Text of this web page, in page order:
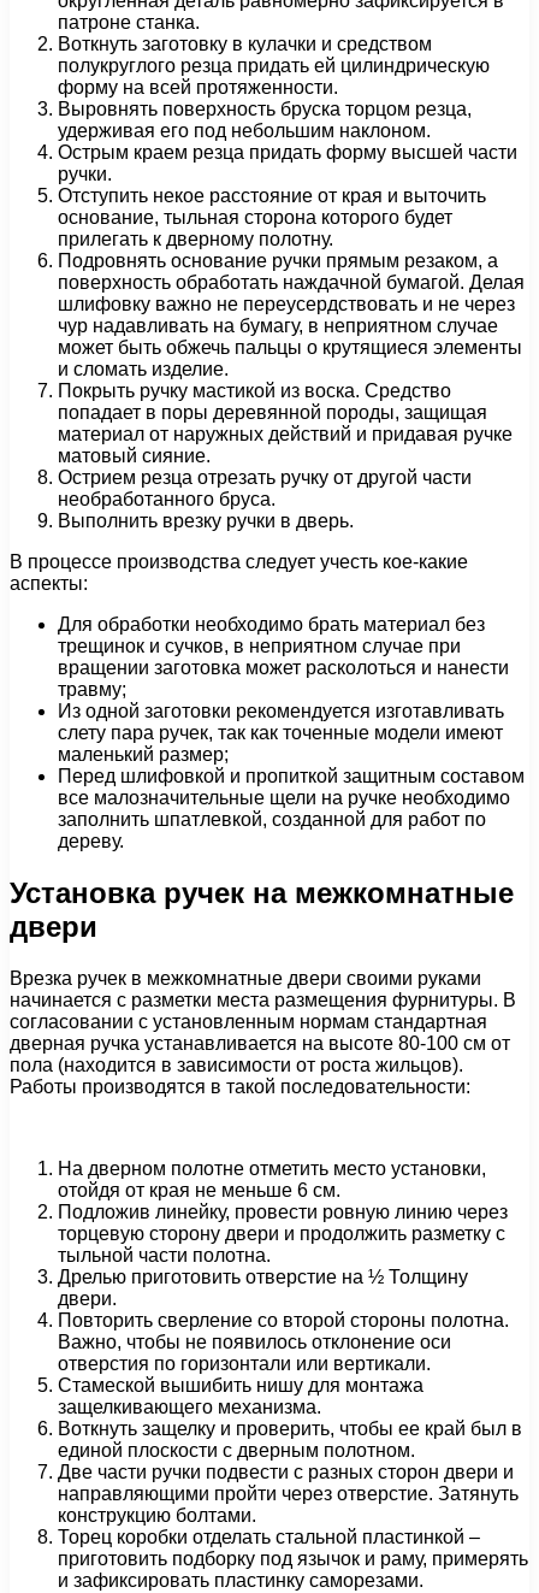
патроне станка.
Воткнуть заготовку в кулачки и средством
полукруглого резца придать ей цилиндрическую
форму на всей протяженности.
Выровнять поверхность бруска торцом резца,
удерживая его под небольшим наклоном.
Острым краем резца придать форму высшей части
ручки.
Отступить некое расстояние от края и выточить
основание, тыльная сторона которого будет
прилегать к дверному полотну.
Подровнять основание ручки прямым резаком, а
поверхность обработать наждачной бумагой. Делая
шлифовку важно не переусердствовать и не через
чур надавливать на бумагу, в неприятном случае
может быть обжечь пальцы о крутящиеся элементы
и сломать изделие.
Покрыть ручку мастикой из воска. Средство
попадает в поры деревянной породы, защищая
материал от наружных действий и придавая ручке
матовый сияние.
Острием резца отрезать ручку от другой части
необработанного бруса.
Выполнить врезку ручки в дверь.
В процессе производства следует учесть кое-какие
аспекты:
Для обработки необходимо брать материал без
трещинок и сучков, в неприятном случае при
вращении заготовка может расколоться и нанести
травму;
Из одной заготовки рекомендуется изготавливать
слету пара ручек, так как точенные модели имеют
маленький размер;
Перед шлифовкой и пропиткой защитным составом
все малозначительные щели на ручке необходимо
заполнить шпатлевкой, созданной для работ по
дереву.
Установка ручек на межкомнатные
двери
Врезка ручек в межкомнатные двери своими руками
начинается с разметки места размещения фурнитуры. В
согласовании с установленным нормам стандартная
дверная ручка устанавливается на высоте 80-100 см от
пола (находится в зависимости от роста жильцов).
Работы производятся в такой последовательности:
На дверном полотне отметить место установки,
отойдя от края не меньше 6 см.
Подложив линейку, провести ровную линию через
торцевую сторону двери и продолжить разметку с
тыльной части полотна.
Дрелью приготовить отверстие на ½ Толщину
двери.
Повторить сверление со второй стороны полотна.
Важно, чтобы не появилось отклонение оси
отверстия по горизонтали или вертикали.
Стамеской вышибить нишу для монтажа
защелкивающего механизма.
Воткнуть защелку и проверить, чтобы ее край был в
единой плоскости с дверным полотном.
Две части ручки подвести с разных сторон двери и
направляющими пройти через отверстие. Затянуть
конструкцию болтами.
Торец коробки отделать стальной пластинкой –
приготовить подборку под язычок и раму, примерять
и зафиксировать пластинку саморезами.